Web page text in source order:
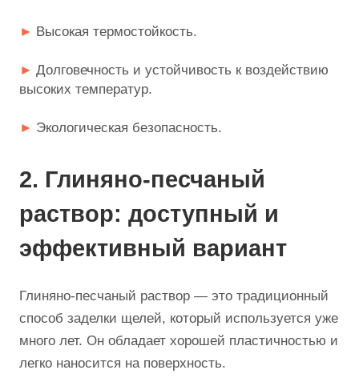
Высокая термостойкость.
Долговечность и устойчивость к воздействию
высоких температур.
Экологическая безопасность.
2. Глиняно-песчаный
раствор: доступный и
эффективный вариант
Глиняно-песчаный раствор — это традиционный
способ заделки щелей, который используется уже
много лет. Он обладает хорошей пластичностью и
легко наносится на поверхность.